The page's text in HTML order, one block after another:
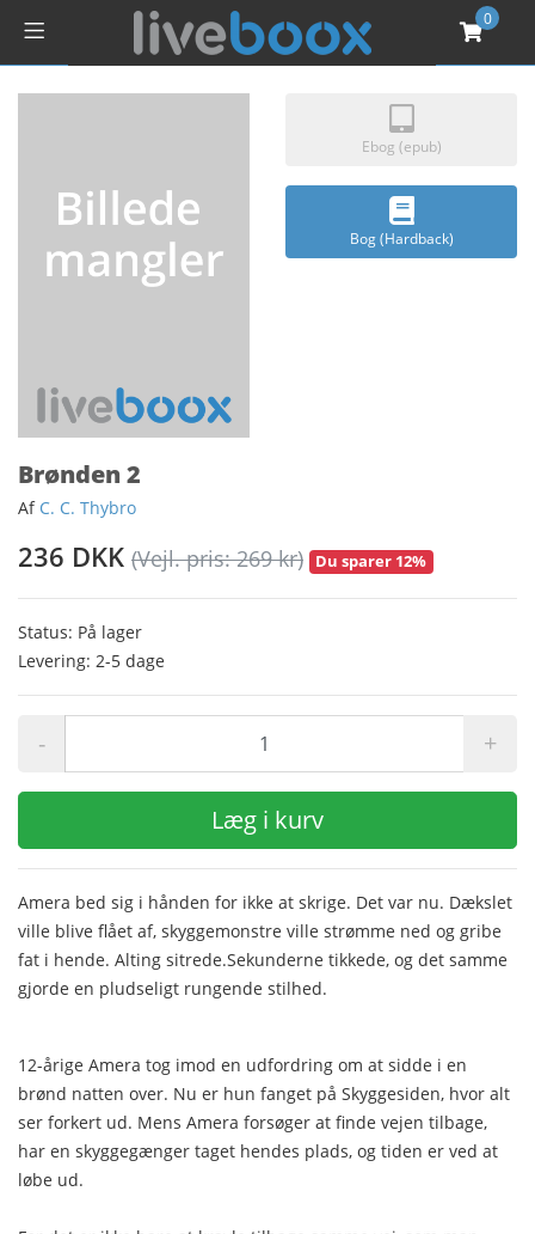
0
Ebog (epub)
Bog (Hardback)
Brønden 2
Af C. C. Thybro
236 DKK (Vejl. pris: 269 kr) Du sparer 12%
Status: På lager
Levering: 2-5 dage
- +
Læg i kurv
Amera bed sig i hånden for ikke at skrige. Det var nu. Dækslet
ville blive flået af, skyggemonstre ville strømme ned og gribe
fat i hende. Alting sitrede.Sekunderne tikkede, og det samme
gjorde en pludseligt rungende stilhed.
12-årige Amera tog imod en udfordring om at sidde i en
brønd natten over. Nu er hun fanget på Skyggesiden, hvor alt
ser forkert ud. Mens Amera forsøger at finde vejen tilbage,
har en skyggegænger taget hendes plads, og tiden er ved at
løbe ud.